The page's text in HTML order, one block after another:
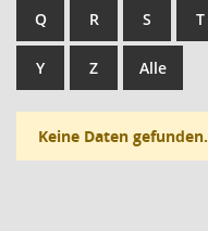
Q R S T
Y Z Alle
Keine Daten gefunden.